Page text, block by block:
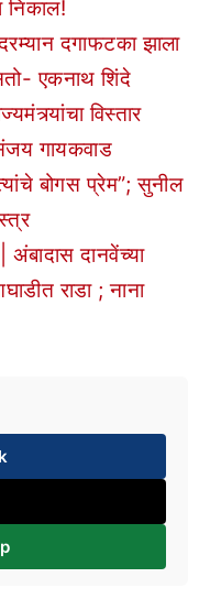
निकाल!
दगाफटका झाला
एकनाथ शिंदे
विस्तार
गायकवाड
बोगस प्रेम”; सुनील
दानवेंच्या
राडा ; नाना